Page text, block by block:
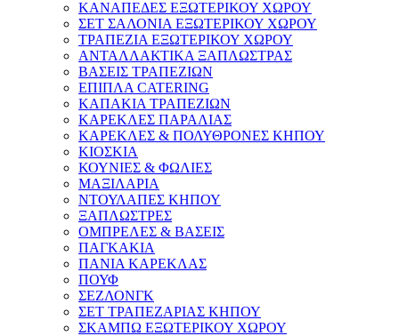
ΚΑΝΑΠΕΔΕΣ ΕΞΩΤΕΡΙΚΟΥ ΧΩΡΟΥ
ΣΕΤ ΣΑΛΟΝΙΑ ΕΞΩΤΕΡΙΚΟΥ ΧΩΡΟΥ
ΤΡΑΠΕΖΙΑ ΕΞΩΤΕΡΙΚΟΥ ΧΩΡΟΥ
ΑΝΤΑΛΛΑΚΤΙΚΑ ΞΑΠΛΩΣΤΡΑΣ
ΒΑΣΕΙΣ ΤΡΑΠΕΖΙΩΝ
ΕΠΙΠΛΑ CATERING
ΚΑΠΑΚΙΑ ΤΡΑΠΕΖΙΩΝ
ΚΑΡΕΚΛΕΣ ΠΑΡΑΛΙΑΣ
ΚΑΡΕΚΛΕΣ & ΠΟΛΥΘΡΟΝΕΣ ΚΗΠΟΥ
ΚΙΟΣΚΙΑ
ΚΟΥΝΙΕΣ & ΦΩΛΙΕΣ
ΜΑΞΙΛΑΡΙΑ
ΝΤΟΥΛΑΠΕΣ ΚΗΠΟΥ
ΞΑΠΛΩΣΤΡΕΣ
ΟΜΠΡΕΛΕΣ & ΒΑΣΕΙΣ
ΠΑΓΚΑΚΙΑ
ΠΑΝΙΑ ΚΑΡΕΚΛΑΣ
ΠΟΥΦ
ΣΕΖΛΟΝΓΚ
ΣΕΤ ΤΡΑΠΕΖΑΡΙΑΣ ΚΗΠΟΥ
ΣΚΑΜΠΩ ΕΞΩΤΕΡΙΚΟΥ ΧΩΡΟΥ